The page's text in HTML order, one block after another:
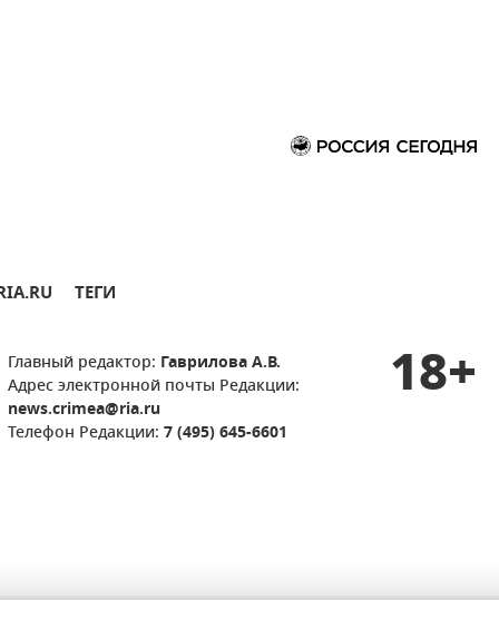
ТЕГИ
Главный редактор: Гаврилова А.В.
Адрес электронной почты Редакции:
news.crimea@ria.ru
Телефон Редакции: 7 (495) 645-6601
18+